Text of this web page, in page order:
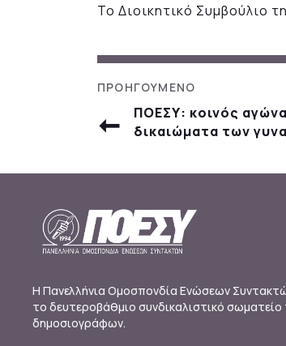
Το Διοικητικό Συμβούλιο
ΠΟΕΣΥ: κοινός
δικαιώματα των
Η Πανελλήνια Ομοσπονδία Ενώσεων
το δευτεροβάθμιο συνδικαλιστικό
δημοσιογράφων.